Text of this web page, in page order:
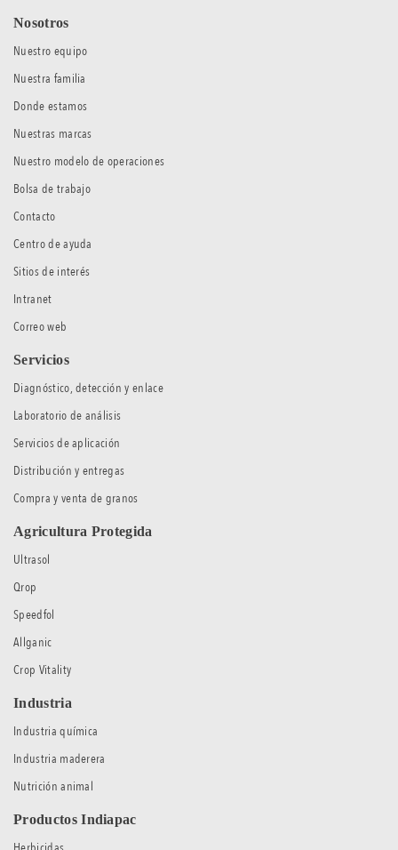
Nosotros
Nuestro equipo
Nuestra familia
Donde estamos
Nuestras marcas
Nuestro modelo de operaciones
Bolsa de trabajo
Contacto
Centro de ayuda
Sitios de interés
Intranet
Correo web
Servicios
Diagnóstico, detección y enlace
Laboratorio de análisis
Servicios de aplicación
Distribución y entregas
Compra y venta de granos
Agricultura Protegida
Ultrasol
Qrop
Speedfol
Allganic
Crop Vitality
Industria
Industria química
Industria maderera
Nutrición animal
Productos Indiapac